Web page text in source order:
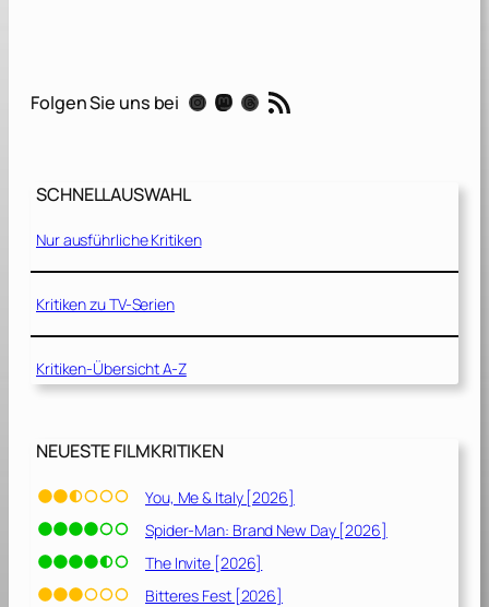
r
d
a
c
h
m
J
w
l
o
m
N
Folgen Sie uns bei Instagram Mastodon Threads RSS-Feed
SCHNELLAUSWAHL
Nur ausführliche Kritiken
Kritiken zu TV-Serien
Kritiken-Übersicht A-Z
NEUESTE FILMKRITIKEN
You, Me & Italy [2026]
Spider-Man: Brand New Day [2026]
The Invite [2026]
Bitteres Fest [2026]